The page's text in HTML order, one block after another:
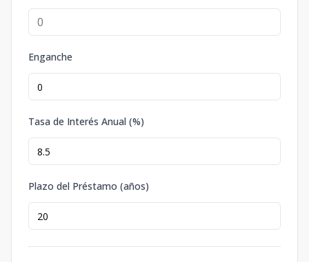
Enganche
Tasa de Interés Anual (%)
Plazo del Préstamo (años)